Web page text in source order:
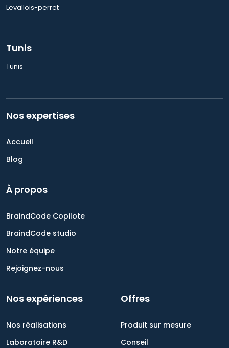
Levallois-perret
Tunis
Tunis
Nos expertises
Accueil
Blog
À propos
BraindCode Copilote
BraindCode studio
Notre équipe
Rejoignez-nous
Nos expériences
Nos réalisations
Laboratoire R&D
Offres
Produit sur mesure
Conseil